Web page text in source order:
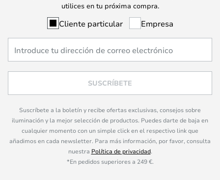
utilices en tu próxima compra.
Cliente particular Empresa
SUSCRÍBETE
Suscríbete a la boletín y recibe ofertas exclusivas, consejos sobre
iluminación y la mejor selección de productos. Puedes darte de baja en
cualquier momento con un simple click en el respectivo link que
añadimos en cada newsletter. Para más información, por favor, consulta
nuestra Política de privacidad.
*En pedidos superiores a 249 €.